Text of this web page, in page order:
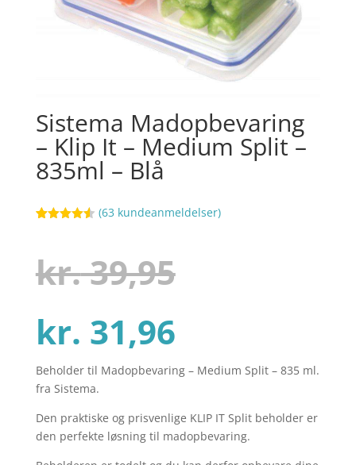
Sistema Madopbevaring
– Klip It – Medium Split –
835ml – Blå
baseret
på
kundebedø
(63 kundeanmeldelser)
kr.39,95
pris
var:
kr. 31,96Den
aktuelle
pris
Beholder til Madopbevaring – Medium Split – 835 ml.
fra Sistema.
Den praktiske og prisvenlige KLIP IT Split beholder er
den perfekte løsning til madopbevaring.